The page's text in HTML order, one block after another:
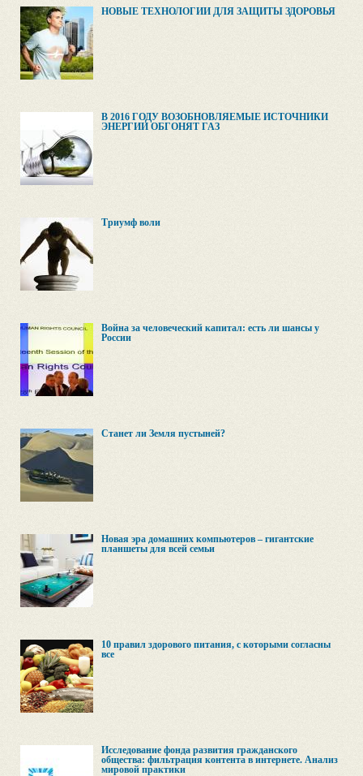
НОВЫЕ ТЕХНОЛОГИИ ДЛЯ ЗАЩИТЫ ЗДОРОВЬЯ
В 2016 ГОДУ ВОЗОБНОВЛЯЕМЫЕ ИСТОЧНИКИ
ЭНЕРГИИ ОБГОНЯТ ГАЗ
Триумф воли
Война за человеческий капитал: есть ли шансы у
России
Станет ли Земля пустыней?
Новая эра домашних компьютеров – гигантские
планшеты для всей семьи
10 правил здорового питания, с которыми согласны
все
Исследование фонда развития гражданского
общества: фильтрация контента в интернете. Анализ
мировой практики